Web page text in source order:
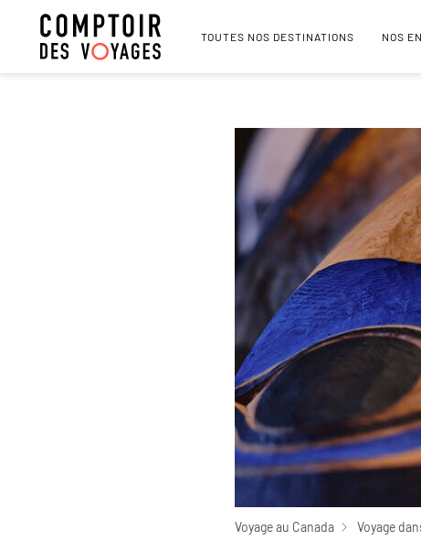
TOUTES NOS DESTINATIONS NOS
Voyage au Canada Voyage